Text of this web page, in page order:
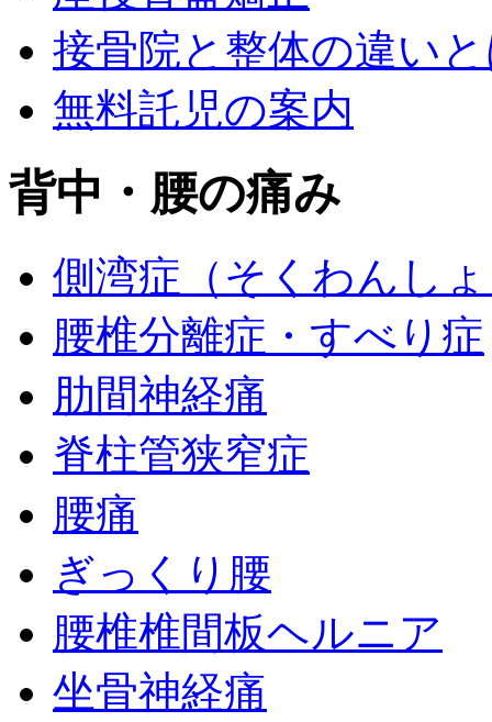
接骨院と整体の違い
無料託児の案内
背中・腰の痛み
側湾症（そくわんし
腰椎分離症・すべり症
肋間神経痛
脊柱管狭窄症
腰痛
ぎっくり腰
腰椎椎間板ヘルニア
坐骨神経痛